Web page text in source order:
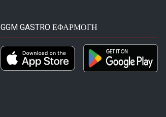
GGM GASTRO ΕΦΑΡΜΟΓΉ